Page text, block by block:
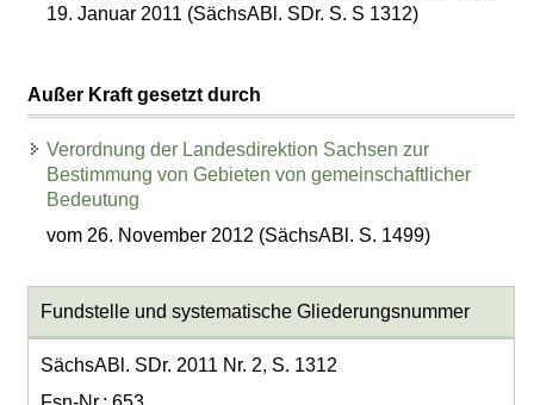
19. Januar 2011 (SächsABl. SDr. S. S 1312)
Außer Kraft gesetzt durch
Verordnung der Landesdirektion Sachsen zur
Bestimmung von Gebieten von gemeinschaftlicher
Bedeutung
vom 26. November 2012 (SächsABl. S. 1499)
Fundstelle und systematische Gliederungsnummer
SächsABl. SDr. 2011 Nr. 2, S. 1312